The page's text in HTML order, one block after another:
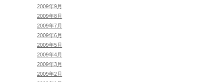
2009年9月
2009年8月
2009年7月
2009年6月
2009年5月
2009年4月
2009年3月
2009年2月